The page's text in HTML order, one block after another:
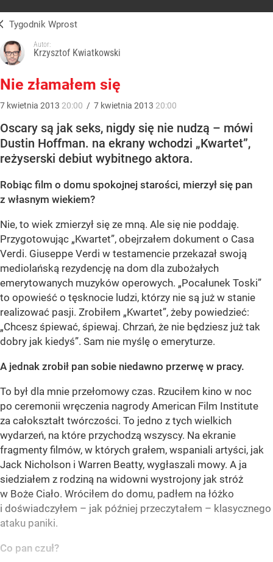
Tygodnik Wprost
Autor:
Krzysztof Kwiatkowski
Nie złamałem się
7 kwietnia 2013 20:00 / 7 kwietnia 2013 20:00
Oscary są jak seks, nigdy się nie nudzą – mówi
Dustin Hoffman. na ekrany wchodzi „Kwartet”,
reżyserski debiut wybitnego aktora.
Robiąc film o domu spokojnej starości, mierzył się pan
z własnym wiekiem?
Nie, to wiek zmierzył się ze mną. Ale się nie poddaję.
Przygotowując „Kwartet”, obejrzałem dokument o Casa
Verdi. Giuseppe Verdi w testamencie przekazał swoją
mediolańską rezydencję na dom dla zubożałych
emerytowanych muzyków operowych. „Pocałunek Toski”
to opowieść o tęsknocie ludzi, którzy nie są już w stanie
realizować pasji. Zrobiłem „Kwartet”, żeby powiedzieć:
„Chcesz śpiewać, śpiewaj. Chrzań, że nie będziesz już tak
dobry jak kiedyś”. Sam nie myślę o emeryturze.
A jednak zrobił pan sobie niedawno przerwę w pracy.
To był dla mnie przełomowy czas. Rzuciłem kino w noc
po ceremonii wręczenia nagrody American Film Institute
za całokształt twórczości. To jedno z tych wielkich
wydarzeń, na które przychodzą wszyscy. Na ekranie
fragmenty filmów, w których grałem, wspaniali artyści, jak
Jack Nicholson i Warren Beatty, wygłaszali mowy. A ja
siedziałem z rodziną na widowni wystrojony jak stróż
w Boże Ciało. Wróciłem do domu, padłem na łóżko
i doświadczyłem – jak później przeczytałem – klasycznego
ataku paniki.
Co pan czuł?